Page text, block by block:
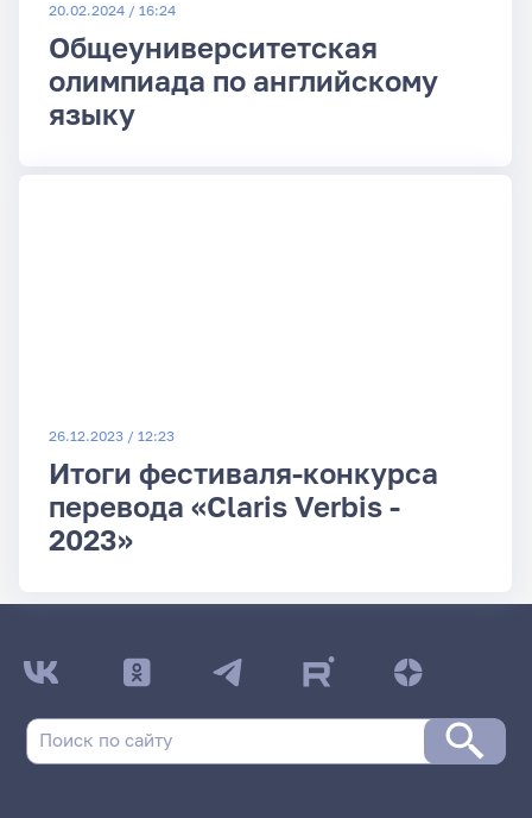
20.02.2024 / 16:24
Общеуниверситетская
олимпиада по английскому
языку
26.12.2023 / 12:23
Итоги фестиваля-конкурса
перевода «Claris Verbis -
2023»